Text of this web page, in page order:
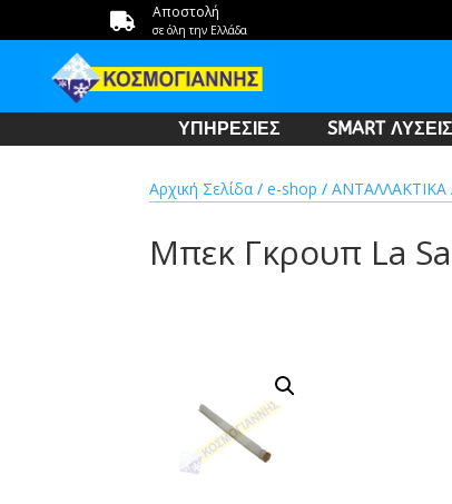
 Αποστολή
σε όλη την Ελλάδα
ΥΠΗΡΕΣΙΕΣ SMART ΛΥΣΕΙΣ
Αρχική Σελίδα /e-shop /ΑΝΤΑΛΛΑΚΤΙΚΑ
Μπεκ Γκρουπ La